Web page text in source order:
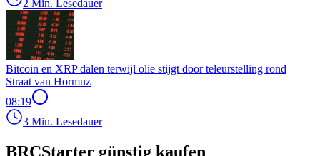
2 Min. Lesedauer
Bitcoin en XRP dalen terwijl olie stijgt door teleurstelling rond
Straat van Hormuz
08:19
3 Min. Lesedauer
BRCStarter günstig kaufen